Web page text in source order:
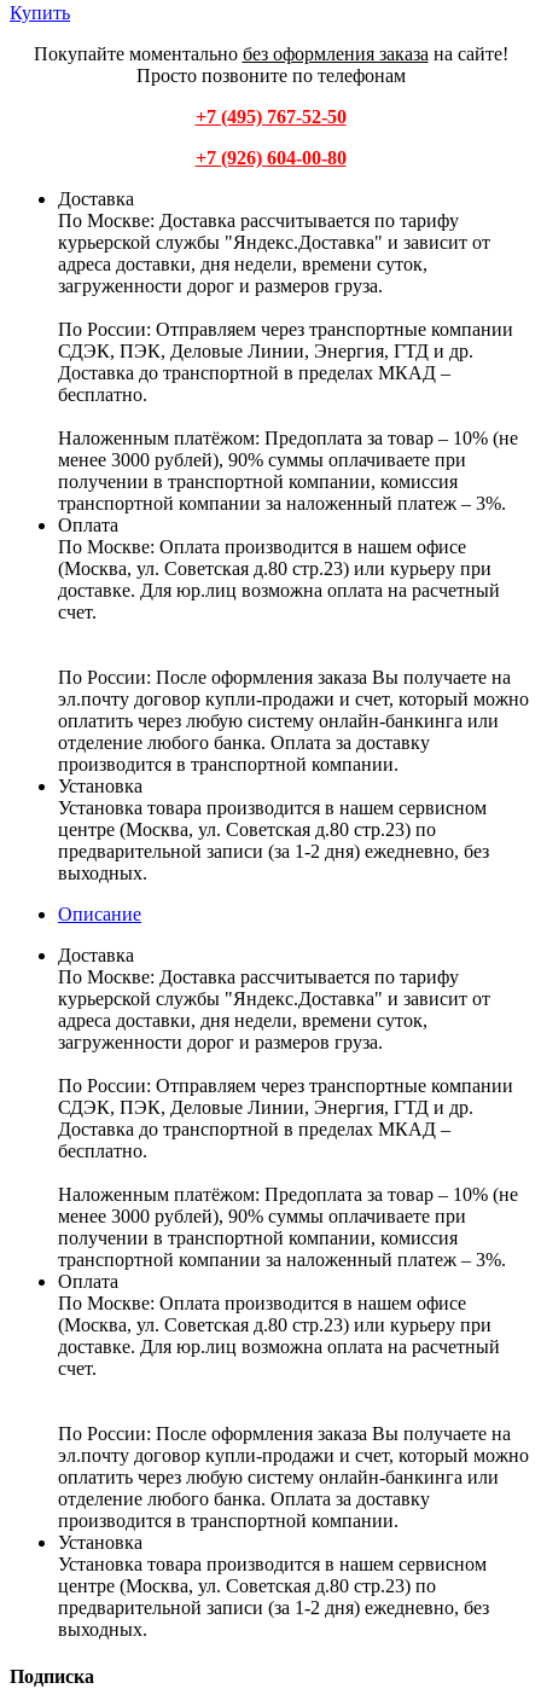
Купить
Покупайте моментально без оформления заказа на сайте!
Просто позвоните по телефонам
+7 (495) 767-52-50
+7 (926) 604-00-80
Доставка
По Москве: Доставка рассчитывается по тарифу
курьерской службы "Яндекс.Доставка" и зависит от
адреса доставки, дня недели, времени суток,
загруженности дорог и размеров груза.
По России: Отправляем через транспортные компании
СДЭК, ПЭК, Деловые Линии, Энергия, ГТД и др.
Доставка до транспортной в пределах МКАД –
бесплатно.
Наложенным платёжом: Предоплата за товар – 10% (не
менее 3000 рублей), 90% суммы оплачиваете при
получении в транспортной компании, комиссия
транспортной компании за наложенный платеж – 3%.
Оплата
По Москве: Оплата производится в нашем офисе
(Москва, ул. Советская д.80 стр.23) или курьеру при
доставке. Для юр.лиц возможна оплата на расчетный
счет.
По России: После оформления заказа Вы получаете на
эл.почту договор купли-продажи и счет, который можно
оплатить через любую систему онлайн-банкинга или
отделение любого банка. Оплата за доставку
производится в транспортной компании.
Установка
Установка товара производится в нашем сервисном
центре (Москва, ул. Советская д.80 стр.23) по
предварительной записи (за 1-2 дня) ежедневно, без
выходных.
Описание
Доставка
По Москве: Доставка рассчитывается по тарифу
курьерской службы "Яндекс.Доставка" и зависит от
адреса доставки, дня недели, времени суток,
загруженности дорог и размеров груза.
По России: Отправляем через транспортные компании
СДЭК, ПЭК, Деловые Линии, Энергия, ГТД и др.
Доставка до транспортной в пределах МКАД –
бесплатно.
Наложенным платёжом: Предоплата за товар – 10% (не
менее 3000 рублей), 90% суммы оплачиваете при
получении в транспортной компании, комиссия
транспортной компании за наложенный платеж – 3%.
Оплата
По Москве: Оплата производится в нашем офисе
(Москва, ул. Советская д.80 стр.23) или курьеру при
доставке. Для юр.лиц возможна оплата на расчетный
счет.
По России: После оформления заказа Вы получаете на
эл.почту договор купли-продажи и счет, который можно
оплатить через любую систему онлайн-банкинга или
отделение любого банка. Оплата за доставку
производится в транспортной компании.
Установка
Установка товара производится в нашем сервисном
центре (Москва, ул. Советская д.80 стр.23) по
предварительной записи (за 1-2 дня) ежедневно, без
выходных.
Подписка